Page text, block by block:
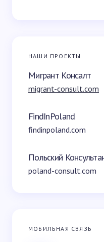
НАШИ ПРОЕКТЫ
Мигрант Консалт
migrant-consult.com
FindInPoland
findinpoland.com
Польский
poland-consult.com
МОБИЛЬНАЯ СВЯЗЬ